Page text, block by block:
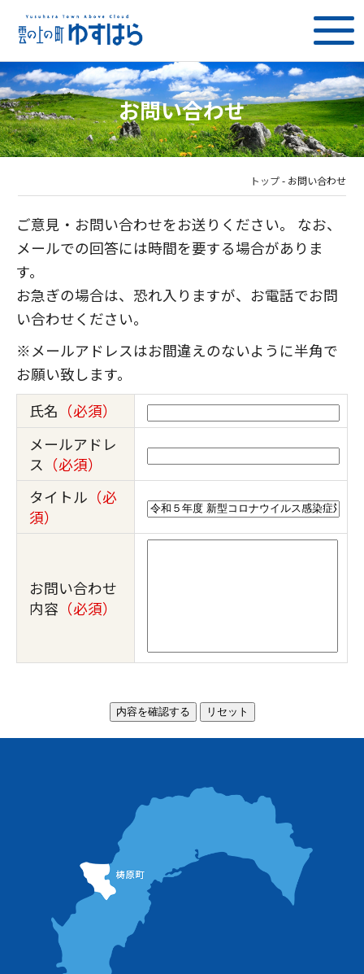
お問い合わせ
トップ - お問い合わせ
ご意見・お問い合わせをお送りください。 なお、
メールでの回答には時間を要する場合がありま
す。
お急ぎの場合は、恐れ入りますが、お電話でお問
い合わせください。
※メールアドレスはお間違えのないように半角で
お願い致します。
氏名 （必須）
メールアドレ
ス （必須）
タイトル （必
須）
お問い合わせ
内容 （必須）